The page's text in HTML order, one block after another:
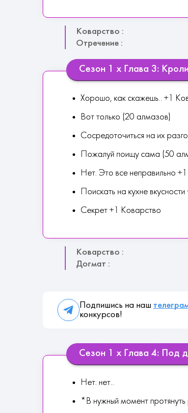
Коварство :
Отречение :
Сезон 1 х Глава 3:
Хорошо, как скажешь.. +1
Вот только (20 алмазов)
Сосредоточиться на их
Пожалуй поищу сама (50
Нет. Это все неправильно
Поискать на кухне
Секрет +1 Коварство
Коварство :
Догмат :
Подпишись на наш
конкурсов!
Сезон 1 х Глава 4: Под
Нет. нет..
*В нужный момент